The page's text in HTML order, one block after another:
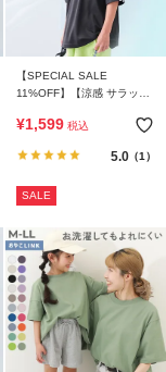
【SPECIAL SALE
11%OFF】【涼感 サラッと
半袖ポロシャツ
¥1,599 税込
5.0（1）
SALE